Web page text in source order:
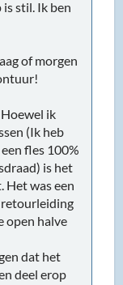
open halve
deel erop
fingers.
en
zit er
het
voor dit
idee om het
in de auto.
soepel
eraf
stuurhuis